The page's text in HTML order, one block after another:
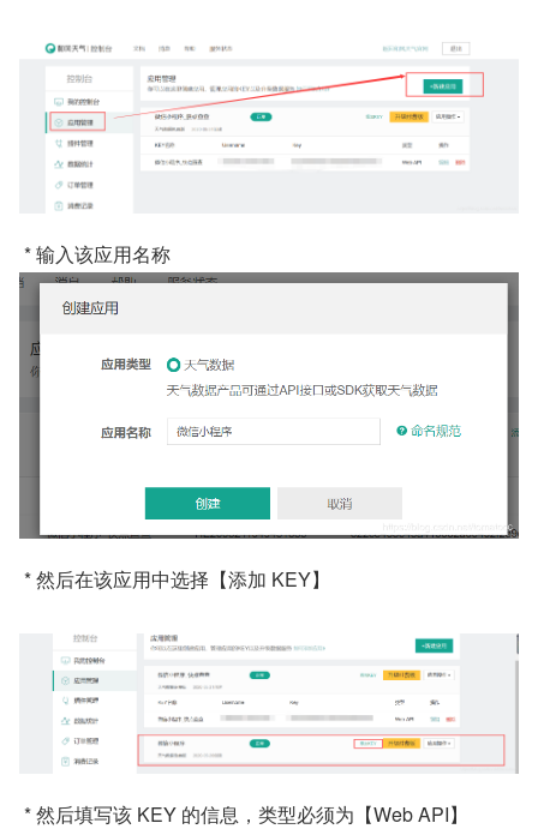
* 输入该应用名称
* 然后在该应用中选择【添加 KEY】
* 然后填写该 KEY 的信息，类型必须为【Web API】